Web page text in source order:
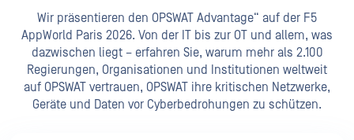
Wir präsentieren den OPSWAT Advantage“ auf der F5
AppWorld Paris 2026. Von der IT bis zur OT und allem, was
dazwischen liegt – erfahren Sie, warum mehr als 2.100
Regierungen, Organisationen und Institutionen weltweit
auf OPSWAT vertrauen, OPSWAT ihre kritischen Netzwerke,
Geräte und Daten vor Cyberbedrohungen zu schützen.